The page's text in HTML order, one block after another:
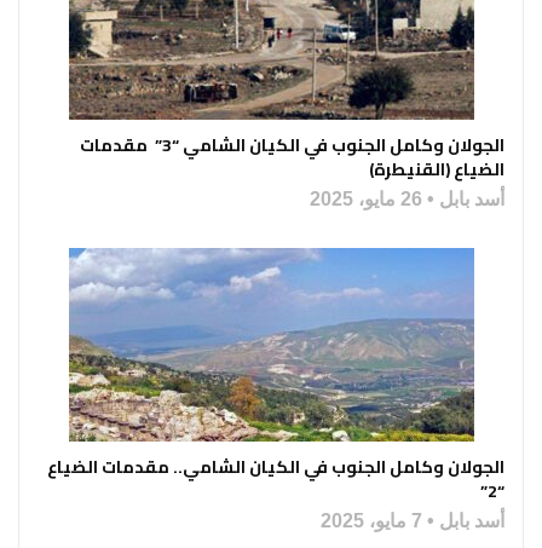
الجولان وكامل الجنوب في الكيان الشامي “3” مقدمات
الضياع (القنيطرة)
أسد بابل 26 مايو، 2025
الجولان وكامل الجنوب في الكيان الشامي.. مقدمات الضياع
“2”
أسد بابل 7 مايو، 2025